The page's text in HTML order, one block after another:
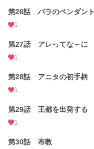
第26話 バラのペンダント
1
第27話 アレってな～に
1
第28話 アニタの初手柄
1
第29話 王都を出発する
1
第30話 布教